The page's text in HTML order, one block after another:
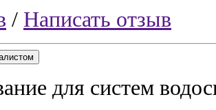
/ Написать отзыв
для систем